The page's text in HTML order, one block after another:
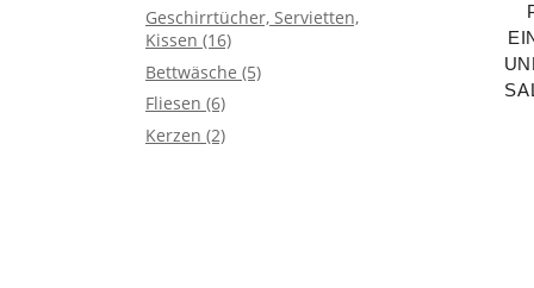
Geschirrtücher, Servietten,
Kissen (16)
Bettwäsche (5)
Fliesen (6)
Kerzen (2)